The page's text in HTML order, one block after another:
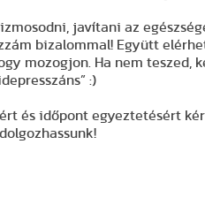
javítani az
bizalommal! Együtt
mozogjon. Ha nem
:)
és időpont egyeztetésért